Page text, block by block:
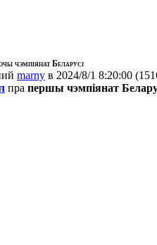
чэмпіянат Беларусі
marny в 2024/8/1 8:20:00 (
пра першы чэмпіянат